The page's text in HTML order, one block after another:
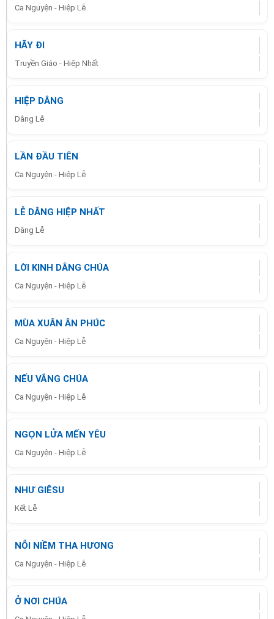
Ca Nguyện - Hiệp Lễ
HÃY ĐI
Truyền Giáo - Hiệp Nhất
HIỆP DÂNG
Dâng Lễ
LẦN ĐẦU TIÊN
Ca Nguyện - Hiệp Lễ
LỄ DÂNG HIỆP NHẤT
Dâng Lễ
LỜI KINH DÂNG CHÚA
Ca Nguyện - Hiệp Lễ
MÙA XUÂN ÂN PHÚC
Ca Nguyện - Hiệp Lễ
NẾU VẮNG CHÚA
Ca Nguyện - Hiệp Lễ
NGỌN LỬA MẾN YÊU
Ca Nguyện - Hiệp Lễ
NHƯ GIÊSU
Kết Lễ
NỖI NIỀM THA HƯƠNG
Ca Nguyện - Hiệp Lễ
Ở NƠI CHÚA